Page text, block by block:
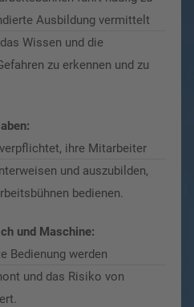
Ausbildung vermittelt
Wissen und die
zu erkennen und zu
ihre Mitarbeiter
und auszubilden,
bedienen.
und Maschine:
Bedienung werden
und das Risiko von